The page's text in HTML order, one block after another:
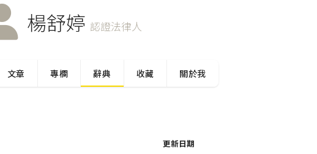
楊舒婷 認證法律人
文章 專欄 辭典 收藏 關於我
更新日期